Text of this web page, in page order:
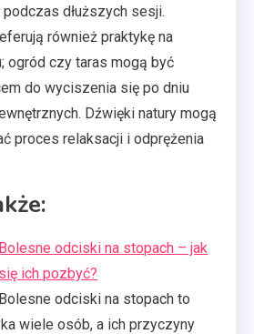
dłuższych sesji.
również praktykę na
ogród czy taras mogą być
do wyciszenia się po dniu
Dźwięki natury mogą
proces relaksacji i odprężenia
Bolesne odciski na stopach – jak
się ich pozbyć?
Bolesne odciski na stopach to
wiele osób, a ich przyczyny